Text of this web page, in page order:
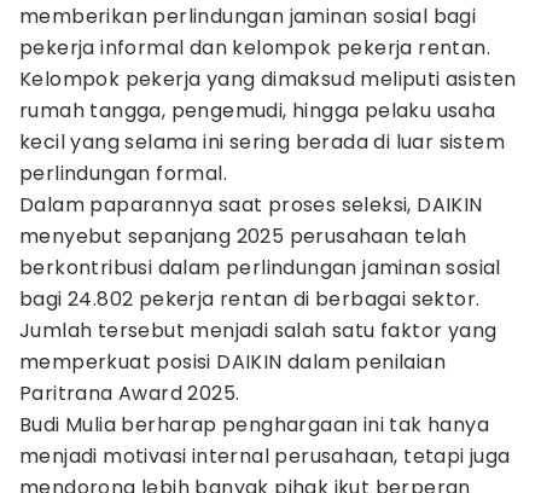
memberikan perlindungan jaminan sosial bagi
pekerja informal dan kelompok pekerja rentan.
Kelompok pekerja yang dimaksud meliputi asisten
rumah tangga, pengemudi, hingga pelaku usaha
kecil yang selama ini sering berada di luar sistem
perlindungan formal.
Dalam paparannya saat proses seleksi, DAIKIN
menyebut sepanjang 2025 perusahaan telah
berkontribusi dalam perlindungan jaminan sosial
bagi 24.802 pekerja rentan di berbagai sektor.
Jumlah tersebut menjadi salah satu faktor yang
memperkuat posisi DAIKIN dalam penilaian
Paritrana Award 2025.
Budi Mulia berharap penghargaan ini tak hanya
menjadi motivasi internal perusahaan, tetapi juga